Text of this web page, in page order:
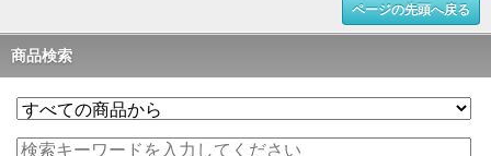
ページの先頭へ戻る
商品検索